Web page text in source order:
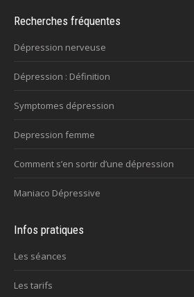
Recherches fréquentes
Dépression nerveuse
Dépression : Définition
Symptomes dépression
Depression femme
Comment s’en sortir d’une dépression
Maniaco Dépressive
Infos pratiques
Les séances
Les tarifs